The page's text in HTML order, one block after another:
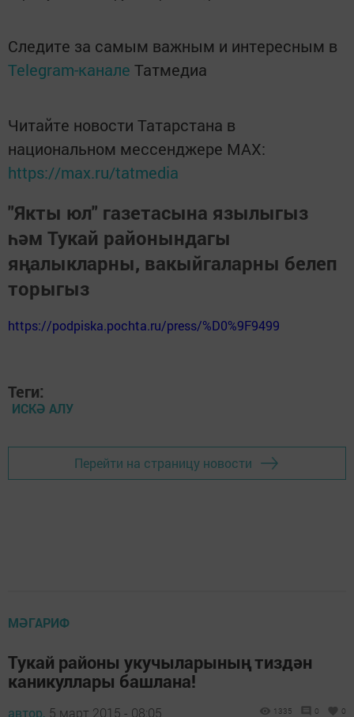
Следите за самым важным и интересным в
Telegram-канале Татмедиа
Читайте новости Татарстана в
национальном мессенджере MАХ:
https://max.ru/tatmedia
"Якты юл" газетасына язылыгыз
һәм Тукай районындагы
яңалыкларны, вакыйгаларны белеп
торыгыз
https://podpiska.pochta.ru/press/%D0%9F9499
Теги:
ИСКӘ АЛУ
Перейти на страницу новости
МӘГАРИФ
Тукай районы укучыларының тиздән
каникуллары башлана!
автор, 5 март 2015 - 08:05 1335 0 0